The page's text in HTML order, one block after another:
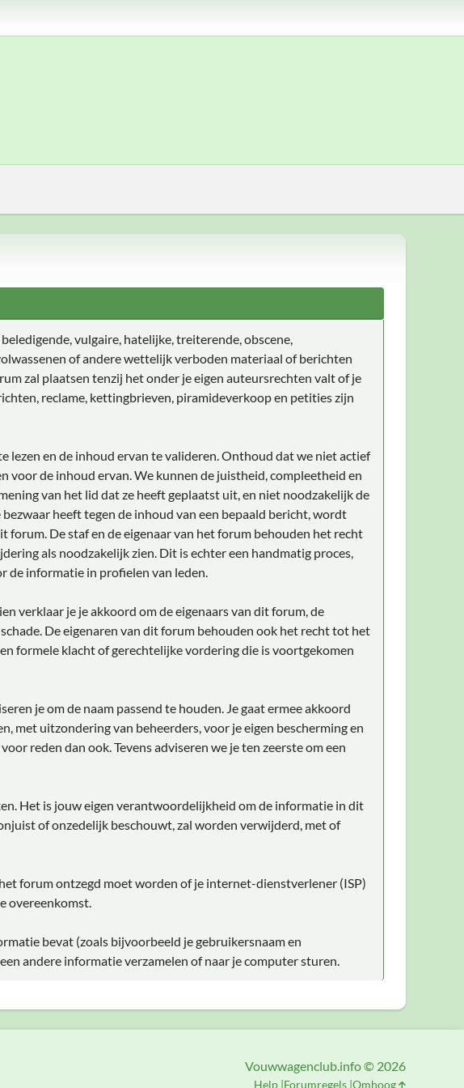
vulgaire, hatelijke, treiterende, obscene,
of andere wettelijk verboden materiaal of berichten
zal plaatsen tenzij het onder je eigen auteursrechten valt of je
reclame, kettingbrieven, piramideverkoop en petities zijn
lezen en de inhoud ervan te valideren. Onthoud dat we niet actief
de inhoud ervan. We kunnen de juistheid, compleetheid en
van het lid dat ze heeft geplaatst uit, en niet noodzakelijk de
heeft tegen de inhoud van een bepaald bericht, wordt
De staf en de eigenaar van het forum behouden het recht
als noodzakelijk zien. Dit is echter een handmatig proces,
de informatie in profielen van leden.
verklaar je je akkoord om de eigenaars van dit forum, de
De eigenaren van dit forum behouden ook het recht tot het
formele klacht of gerechtelijke vordering die is voortgekomen
je om de naam passend te houden. Je gaat ermee akkoord
met uitzondering van beheerders, voor je eigen bescherming en
reden dan ook. Tevens adviseren we je ten zeerste om een
Het is jouw eigen verantwoordelijkheid om de informatie in dit
of onzedelijk beschouwt, zal worden verwijderd, met of
forum ontzegd moet worden of je internet-dienstverlener (ISP)
overeenkomst.
bevat (zoals bijvoorbeeld je gebruikersnaam en
andere informatie verzamelen of naar je computer sturen.
Vouwwagenclub.info © 2026
Help Forumregels Omhoog